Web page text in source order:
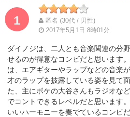
1
匿名 (30代 / 男性)
2017年5月1日 8時01分
ダイノジは、二人とも音楽関連の分
せるのが得意なコンビだと思います
は、エアギターやラップなどの音楽
才のラップを披露している姿を見て
た、主にボケの大谷さんもラジオな
でコントできるレベルだと思います
いいハーモニーを奏でているコンビだ